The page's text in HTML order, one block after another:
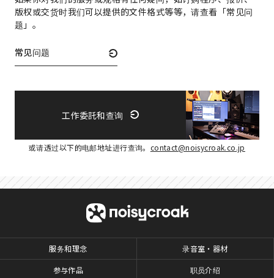
版权或交货时我们可以提供的文件格式等等，请查看「常见问
题」。
常见问题
工作委託和查询
或请透过以下的电邮地址进行查询。 contact@noisycroak.co.jp
服务和理念
参与作品
录音室・器材
职员介绍